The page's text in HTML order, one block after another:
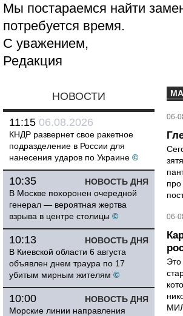
Мы постараемся найти
потребуется время.
С уважением,
Редакция
НОВОСТИ
11:15 06.08.2026
КНДР развернет свое ракетное
подразделение в России для
нанесения ударов по Украине ©
НОВОСТЬ ДНЯ
10:35
В Москве похоронен очередной
генерал — вероятная жертва
взрыва в центре столицы ©
НОВОСТЬ ДНЯ
10:13
В Киевской области 6 августа
объявлен днем траура по 17
убитым мирным жителям ©
НОВОСТЬ ДНЯ
10:00
Морские линии направления
06-
06-